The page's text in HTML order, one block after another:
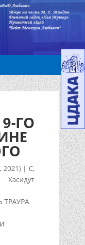
ГО
2021) | С,
Хасидут
ТРАУРА